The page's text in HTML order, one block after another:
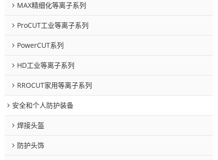
MAX精细化等离子系列
ProCUT工业等离子系列
PowerCUT系列
HD工业等离子系列
RROCUT家用等离子系列
安全和个人防护装备
焊接头盔
防护头饰